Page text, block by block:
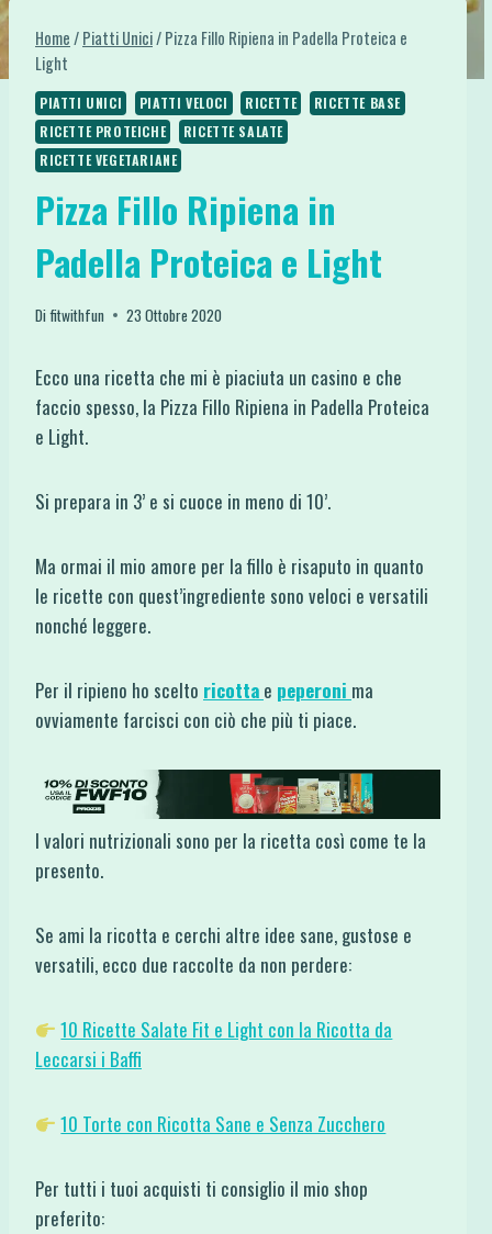
Home/Piatti Unici/Pizza Fillo Ripiena in Padella Proteica e
Light
PIATTI UNICI PIATTI VELOCI RICETTE
RICETTE BASE
RICETTE PROTEICHE
RICETTE SALATE
RICETTE VEGETARIANE
Pizza Fillo Ripiena in
Padella Proteica e Light
Difitwithfun 23 Ottobre 2020
Ecco una ricetta che mi è piaciuta un casino e che
faccio spesso, la Pizza Fillo Ripiena in Padella Proteica
e Light.
Si prepara in 3’ e si cuoce in meno di 10’.
Ma ormai il mio amore per la fillo è risaputo in quanto
le ricette con quest’ingrediente sono veloci e versatili
nonché leggere.
Per il ripieno ho scelto ricotta e peperoni ma
ovviamente farcisci con ciò che più ti piace.
I valori nutrizionali sono per la ricetta così come te la
presento.
Se ami la ricotta e cerchi altre idee sane, gustose e
versatili, ecco due raccolte da non perdere:
10 Ricette Salate Fit e Light con la Ricotta da
Leccarsi i Baffi
10 Torte con Ricotta Sane e Senza Zucchero
Per tutti i tuoi acquisti ti consiglio il mio shop
preferito: